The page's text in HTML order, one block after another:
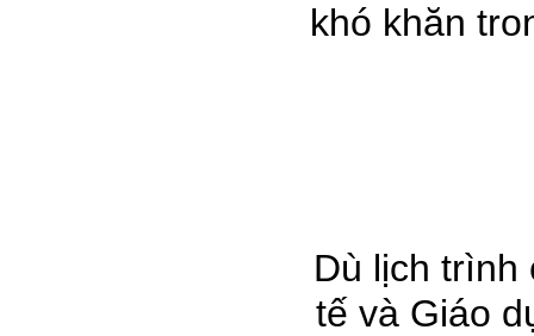
khó khăn
Dù lịch trình
tế và Giáo